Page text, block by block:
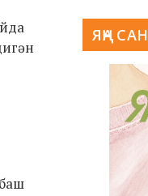
ЯҢА САН